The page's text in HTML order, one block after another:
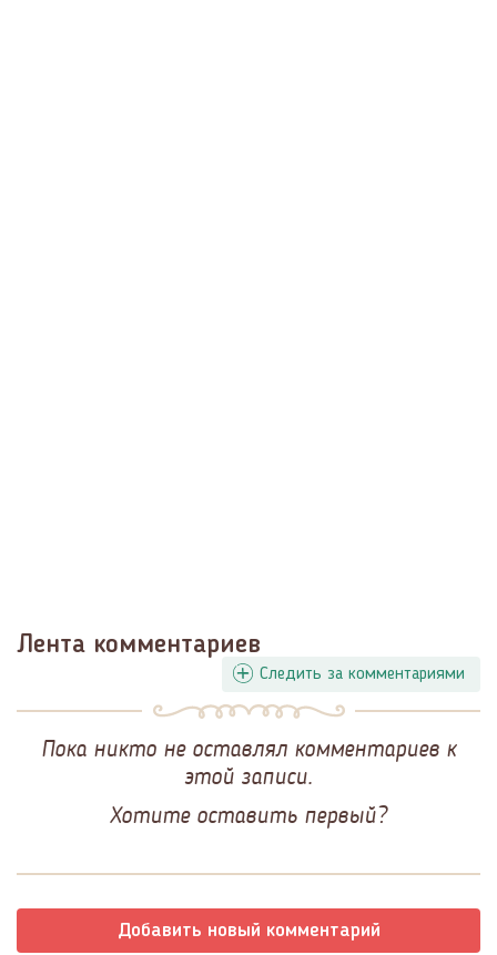
Лента комментариев
Следить за комментариями
Пока никто не оставлял комментариев к
этой записи.
Хотите оставить первый?
Добавить новый комментарий